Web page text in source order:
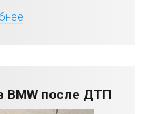
BMW после ДТП